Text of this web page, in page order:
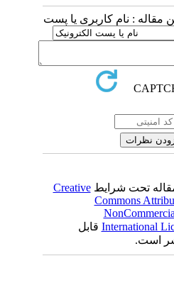
مقاله : نام کاربری یا پست
تحت شرایطCreative
Commons
Internationalقابل
است.